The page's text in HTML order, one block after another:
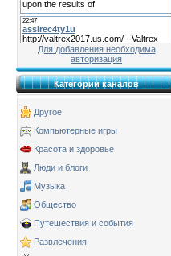
Для добавления необходима
авторизация
Категории каналов
Другое
Компьютерные игры
Красота и здоровье
Люди и блоги
Музыка
Общество
Путешествия и события
Развлечения